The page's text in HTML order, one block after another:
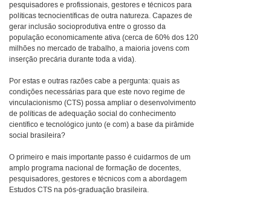
pesquisadores e profissionais, gestores e técnicos para
políticas tecnocientíficas de outra natureza. Capazes de
gerar inclusão socioprodutiva entre o grosso da
população economicamente ativa (cerca de 60% dos 120
milhões no mercado de trabalho, a maioria jovens com
inserção precária durante toda a vida).
Por estas e outras razões cabe a pergunta: quais as
condições necessárias para que este novo regime de
vinculacionismo (CTS) possa ampliar o desenvolvimento
de políticas de adequação social do conhecimento
científico e tecnológico junto (e com) a base da pirâmide
social brasileira?
O primeiro e mais importante passo é cuidarmos de um
amplo programa nacional de formação de docentes,
pesquisadores, gestores e técnicos com a abordagem
Estudos CTS na pós-graduação brasileira.